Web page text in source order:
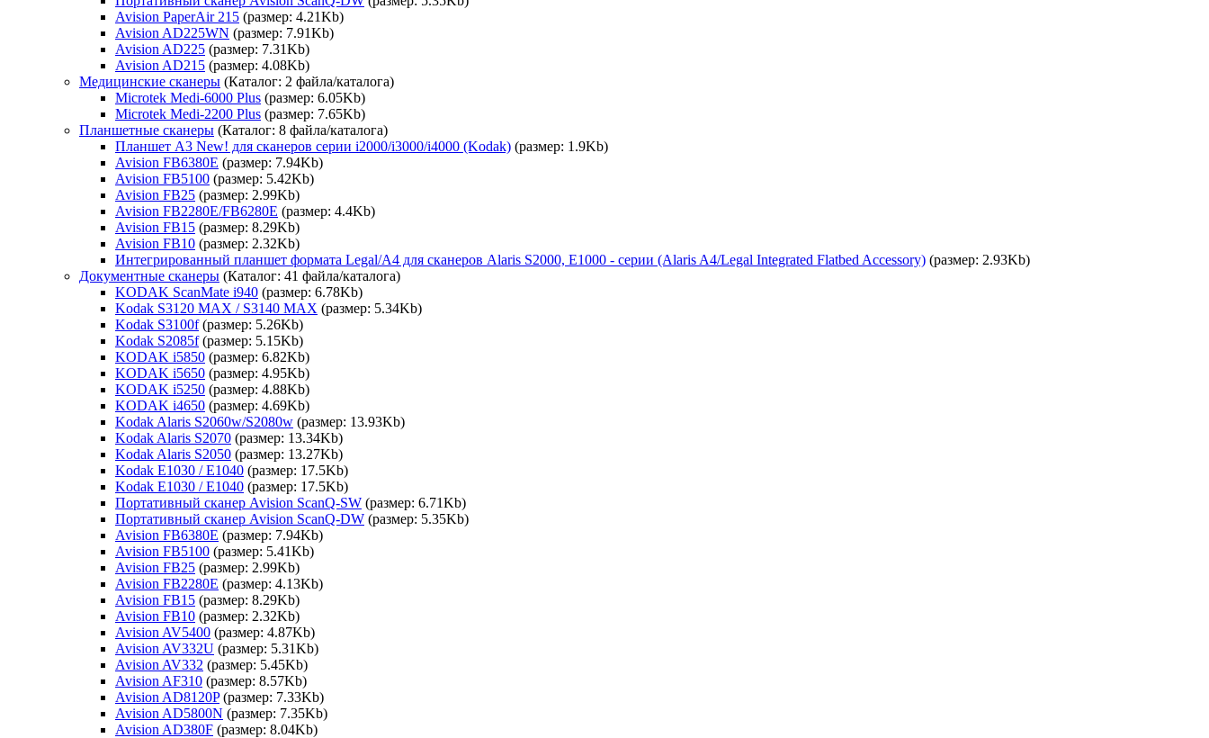
Avision PaperAir 215 (размер: 4.21Kb)
Avision AD225WN (размер: 7.91Kb)
Avision AD225 (размер: 7.31Kb)
Avision AD215 (размер: 4.08Kb)
Медицинские сканеры (Каталог: 2 файла/каталога)
Microtek Medi-6000 Plus (размер: 6.05Kb)
Microtek Medi-2200 Plus (размер: 7.65Kb)
Планшетные сканеры (Каталог: 8 файла/каталога)
Планшет А3 New! для сканеров серии i2000/i3000/i4000 (Kodak) (размер: 1.9Kb)
Avision FB6380E (размер: 7.94Kb)
Avision FB5100 (размер: 5.42Kb)
Avision FB25 (размер: 2.99Kb)
Avision FB2280E/FB6280E (размер: 4.4Kb)
Avision FB15 (размер: 8.29Kb)
Avision FB10 (размер: 2.32Kb)
Интегрированный планшет формата Legal/A4 для сканеров Alaris S2000, E1000 - серии (Alaris A4/Legal Integrated Flatbed Accessory) (размер: 2.93Kb)
Документные сканеры (Каталог: 41 файла/каталога)
KODAK ScanMate i940 (размер: 6.78Kb)
Kodak S3120 MAX / S3140 MAX (размер: 5.34Kb)
Kodak S3100f(размер: 5.26Kb)
Kodak S2085f(размер: 5.15Kb)
KODAK i5850 (размер: 6.82Kb)
KODAK i5650 (размер: 4.95Kb)
KODAK i5250 (размер: 4.88Kb)
KODAK i4650 (размер: 4.69Kb)
Kodak Alaris S2060w/S2080w (размер: 13.93Kb)
Kodak Alaris S2070 (размер: 13.34Kb)
Kodak Alaris S2050 (размер: 13.27Kb)
Kodak E1030 / E1040 (размер: 17.5Kb)
Kodak E1030 / E1040 (размер: 17.5Kb)
Портативный сканер Avision ScanQ-SW (размер: 6.71Kb)
Портативный сканер Avision ScanQ-DW (размер: 5.35Kb)
Avision FB6380E (размер: 7.94Kb)
Avision FB5100 (размер: 5.41Kb)
Avision FB25 (размер: 2.99Kb)
Avision FB2280E (размер: 4.13Kb)
Avision FB15 (размер: 8.29Kb)
Avision FB10 (размер: 2.32Kb)
Avision AV5400 (размер: 4.87Kb)
Avision AV332U (размер: 5.31Kb)
Avision AV332 (размер: 5.45Kb)
Avision AF310 (размер: 8.57Kb)
Avision AD8120P(размер: 7.33Kb)
Avision AD5800N (размер: 7.35Kb)
Avision AD380F (размер: 8.04Kb)